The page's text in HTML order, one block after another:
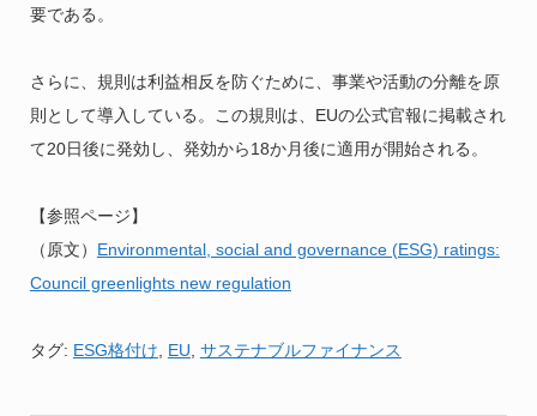
要である。
さらに、規則は利益相反を防ぐために、事業や活動の分離を原
則として導入している。この規則は、EUの公式官報に掲載され
て20日後に発効し、発効から18か月後に適用が開始される。
【参照ページ】
（原文） Environmental, social and governance (ESG) ratings:
Council greenlights new regulation
タグ: ESG格付け EU サステナブルファイナンス